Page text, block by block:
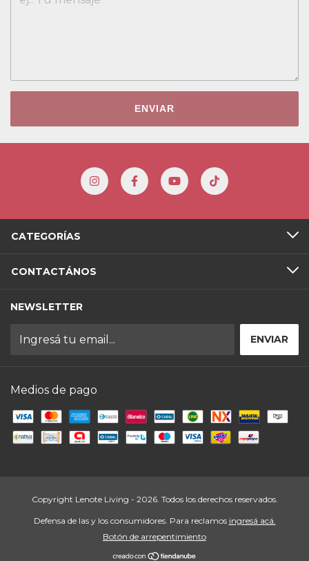
ENVIAR
CATEGORÍAS
CONTACTÁNOS
NEWSLETTER
Medios de pago
Copyright Lenote Living - 2026. Todos los derechos reservados.
Defensa de las y los consumidores. Para reclamos ingresá acá.
Botón de arrepentimiento